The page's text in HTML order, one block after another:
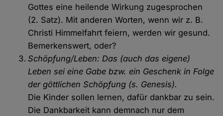
Gottes eine heilende Wirkung zugesprochen
(2. Satz). Mit anderen Worten, wenn wir z. B.
Christi Himmelfahrt feiern, werden wir gesund.
Bemerkenswert, oder?
Schöpfung/Leben: Das (auch das eigene)
Leben sei eine Gabe bzw. ein Geschenk in Folge
der göttlichen Schöpfung (s. Genesis).
Die Kinder sollen lernen, dafür dankbar zu sein.
Die Dankbarkeit kann demnach nur dem